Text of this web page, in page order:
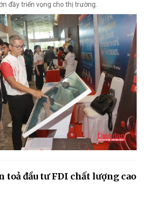
đầy triển vọng cho thị trường.
toả đầu tư FDI chất lượng cao